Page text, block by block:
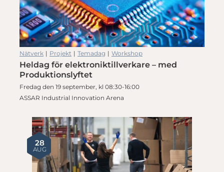
Nätverk | Projekt | Temadag | Workshop
Heldag för elektroniktillverkare – med
Produktionslyftet
Fredag den 19 september, kl 08:30-16:00
ASSAR Industrial Innovation Arena
28
AUG